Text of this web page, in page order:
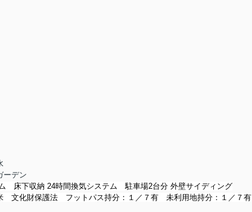
ーデン
床下収納 24時間換気システム駐車場2台分 外壁サイディング
文化財保護法 フットパス持分：１／７有 未利用地持分：１／７有